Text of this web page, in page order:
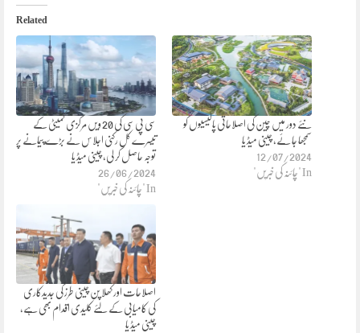
Related
سی پی سی کی 20 ویں مرکزی کمیٹی کے
تیسرے کل رکنی اجلاس نے بڑے پیمانے پر
توجہ حاصل کر لی، چینی میڈ یا
26/06/2024
In "چائنہ کی خبریں"
نئے دور میں چین کی اصلاحاتی پالیسیوں کو
سمجھا جا ئے، چینی میڈ یا
12/07/2024
In "چائنہ کی خبریں"
اصلاحات اور کھلا پن چینی طرز کی جدیدکاری
کی کامیابی کے لئے کلیدی اقدام بھی ہے،
چینی میڈ یا